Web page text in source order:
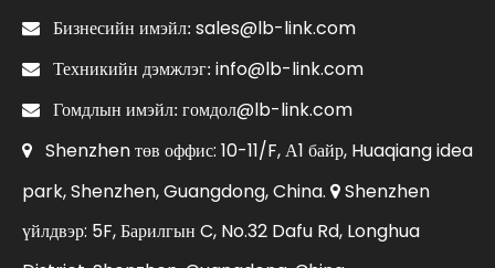
 Бизнесийн имэйл: sales@lb-link.com
 Техникийн дэмжлэг: info@lb-link.com
 Гомдлын имэйл: гомдол@lb-link.com
 Shenzhen төв оффис: 10-11/F, А1 байр, Huaqiang idea
park, Shenzhen, Guangdong, China.  Shenzhen
үйлдвэр: 5F, Барилгын C, No.32 Dafu Rd, Longhua